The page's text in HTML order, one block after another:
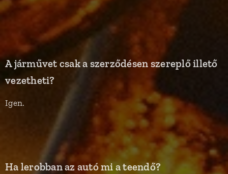
A járművet csak a szerződésen szereplő illető
vezetheti?
Igen.
Ha lerobban az autó mi a teendő?